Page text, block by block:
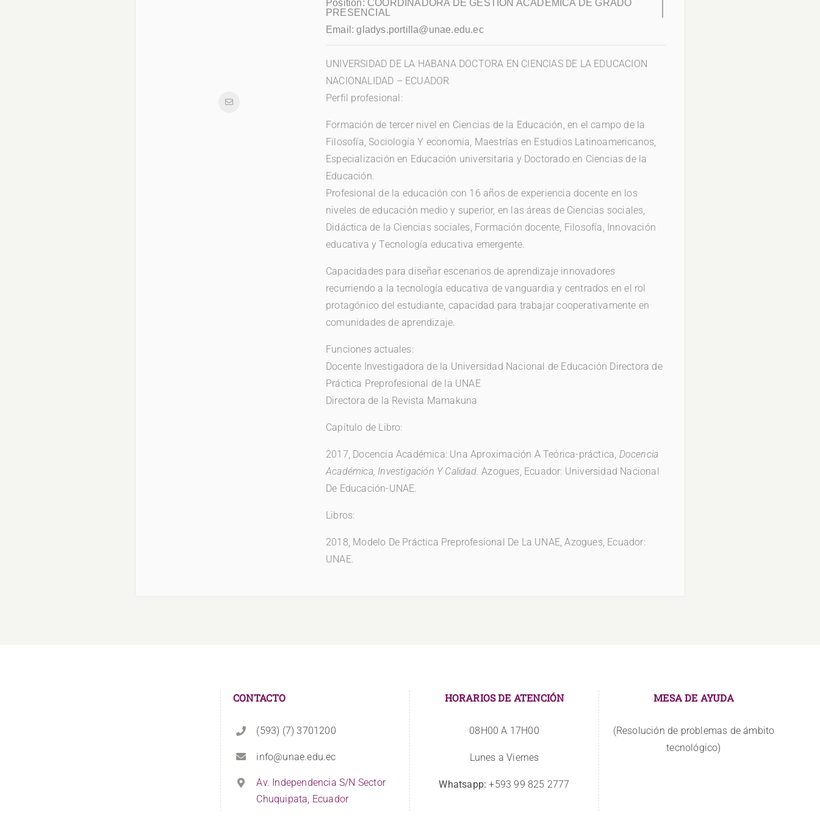
Position: COORDINADORA DE GESTIÓN ACADÉMICA DE GRADO
PRESENCIAL
Email:gladys.portilla@unae.edu.ec
UNIVERSIDAD DE LA HABANA DOCTORA EN CIENCIAS DE LA EDUCACION
NACIONALIDAD – ECUADOR
Perfil profesional:
Formación de tercer nivel en Ciencias de la Educación, en el campo de la
Filosofía, Sociología Y economía, Maestrías en Estudios Latinoamericanos,
Especialización en Educación universitaria y Doctorado en Ciencias de la
Educación.
Profesional de la educación con 16 años de experiencia docente en los
niveles de educación medio y superior, en las áreas de Ciencias sociales,
Didáctica de la Ciencias sociales, Formación docente, Filosofía, Innovación
educativa y Tecnología educativa emergente.
Capacidades para diseñar escenarios de aprendizaje innovadores
recurriendo a la tecnología educativa de vanguardia y centrados en el rol
protagónico del estudiante, capacidad para trabajar cooperativamente en
comunidades de aprendizaje.
Funciones actuales:
Docente Investigadora de la Universidad Nacional de Educación Directora de
Práctica Preprofesional de la UNAE
Directora de la Revista Mamakuna
Capítulo de Libro:
2017, Docencia Académica: Una Aproximación A Teórica-práctica, Docencia
Académica, Investigación Y Calidad. Azogues, Ecuador: Universidad Nacional
De Educación-UNAE.
Libros:
2018, Modelo De Práctica Preprofesional De La UNAE, Azogues, Ecuador:
UNAE.
CONTACTO
(593) (7) 3701200
info@unae.edu.ec
Av. Independencia S/N Sector
Chuquipata, Ecuador
HORARIOS DE ATENCIÓN
08H00 A 17H00
Lunes a Viernes
Whatsapp: +593 99 825 2777
MESA DE AYUDA
(Resolución de problemas de ámbito
tecnológico)